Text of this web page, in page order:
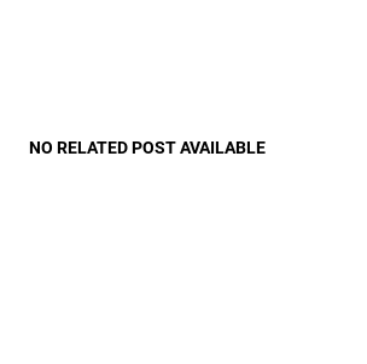
NO RELATED POST AVAILABLE